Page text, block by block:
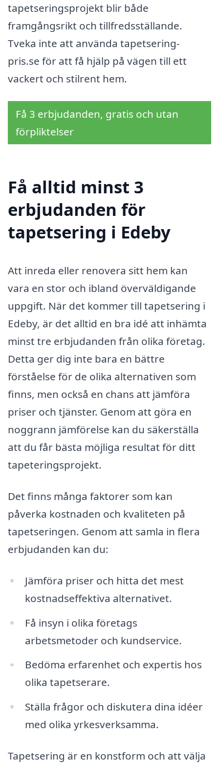
tapetseringsprojekt blir både
framgångsrikt och tillfredsställande.
Tveka inte att använda tapetsering-
pris.se för att få hjälp på vägen till ett
vackert och stilrent hem.
Få 3 erbjudanden, gratis och utan
förpliktelser
Få alltid minst 3
erbjudanden för
tapetsering i Edeby
Att inreda eller renovera sitt hem kan
vara en stor och ibland överväldigande
uppgift. När det kommer till tapetsering i
Edeby, är det alltid en bra idé att inhämta
minst tre erbjudanden från olika företag.
Detta ger dig inte bara en bättre
förståelse för de olika alternativen som
finns, men också en chans att jämföra
priser och tjänster. Genom att göra en
noggrann jämförelse kan du säkerställa
att du får bästa möjliga resultat för ditt
tapeteringsprojekt.
Det finns många faktorer som kan
påverka kostnaden och kvaliteten på
tapetseringen. Genom att samla in flera
erbjudanden kan du:
Jämföra priser och hitta det mest
kostnadseffektiva alternativet.
Få insyn i olika företags
arbetsmetoder och kundservice.
Bedöma erfarenhet och expertis hos
olika tapetserare.
Ställa frågor och diskutera dina idéer
med olika yrkesverksamma.
Tapetsering är en konstform och att välja